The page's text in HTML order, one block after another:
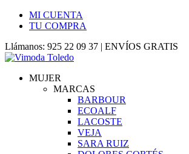
MI CUENTA
TU COMPRA
Llámanos: 925 22 09 37 | ENVÍOS GRATIS
MUJER
MARCAS
BARBOUR
ECOALF
LACOSTE
VEJA
SARA RUIZ